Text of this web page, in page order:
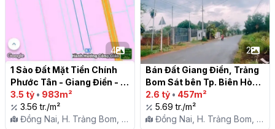
4
1 Sào Đất Mặt Tiền Chính
Phước Tân - Giang Điền -
Trảng Bom - ĐN
3.5 tỷ • 983m²
3.56 tr./m²
Đồng Nai, H. Trảng Bom, X.
2
Bán Đất Giang Điền, Trảng
Bom Sát bên Tp. Biên Hòa
2.6 tỷ • 457m²
5.69 tr./m²
Đồng Nai, H. Trảng Bom, X.